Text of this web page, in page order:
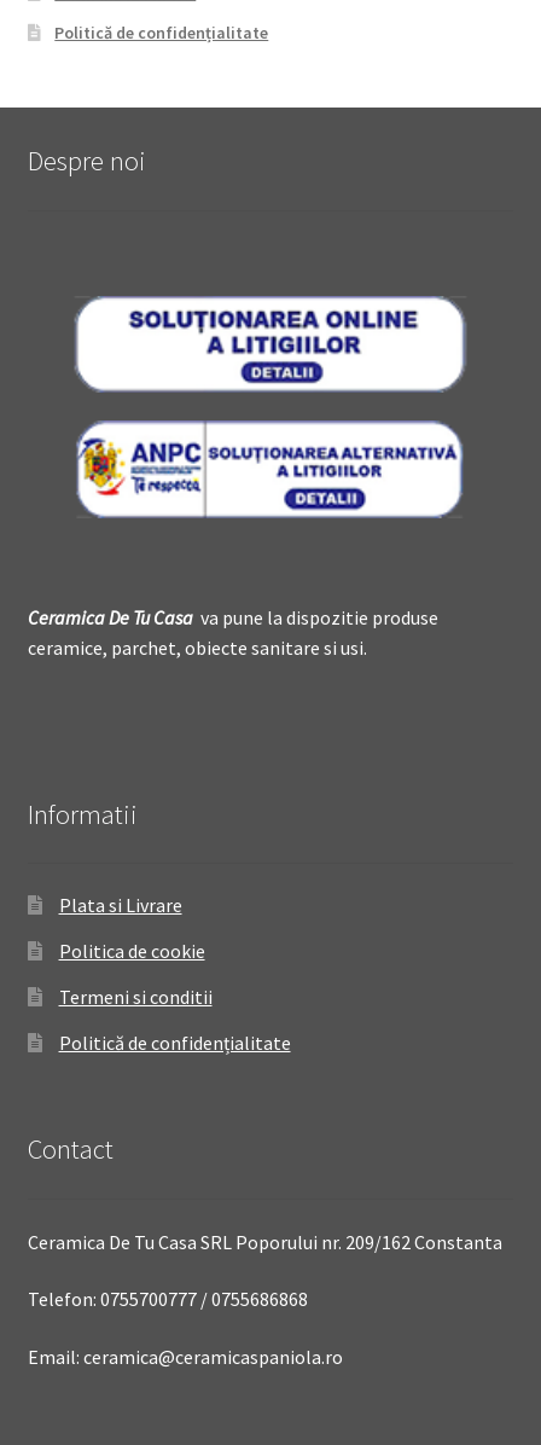
Politică de confidențialitate
Despre noi
Ceramica DeTu Casava pune la dispozitie produse
ceramice, parchet, obiecte sanitare si usi.
Informatii
Plata si Livrare
Politica de cookie
Termeni si conditii
Politică de confidențialitate
Contact
Ceramica De Tu Casa SRL Poporului nr. 209/162 Constanta
Telefon: 0755700777 / 0755686868
Email: ceramica@ceramicaspaniola.ro